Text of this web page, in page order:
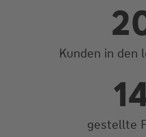
Kunden in den
gestellte